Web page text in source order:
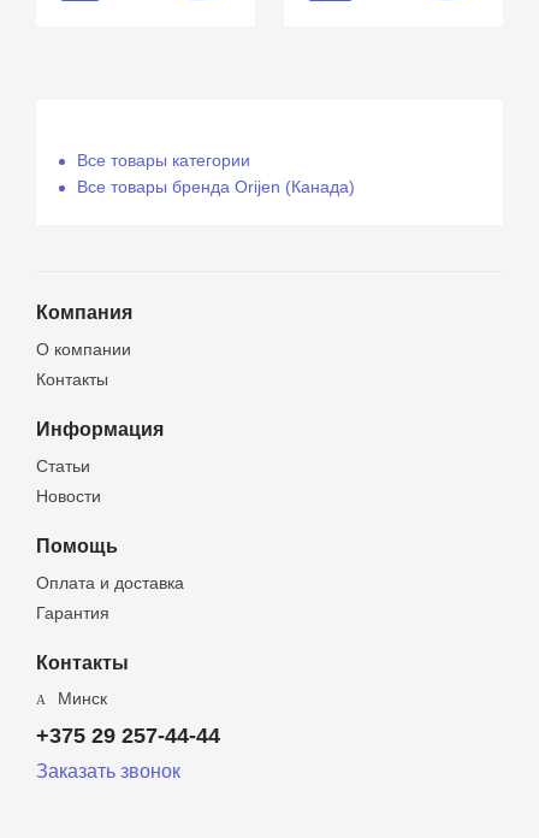
Все товары категории
Все товары бренда Orijen (Канада)
Компания
О компании
Контакты
Информация
Статьи
Новости
Помощь
Оплата и доставка
Гарантия
Контакты
Минск
+375 29 257-44-44
Заказать звонок